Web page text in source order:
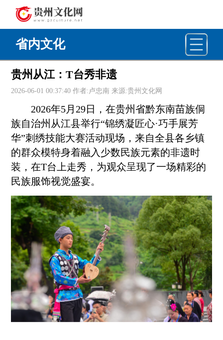
省内文化
贵州从江：T台秀非遗
2026-06-01 00:37:40 作者:卢忠南 来源:贵州文化网
2026年5月29日，在贵州省黔东南苗族侗
族自治州从江县举行“锦绣凝匠心·巧手展芳
华”刺绣技能大赛活动现场，来自全县各乡镇
的群众模特身着融入少数民族元素的非遗时
装，在T台上走秀，为观众呈现了一场精彩的
民族服饰视觉盛宴。